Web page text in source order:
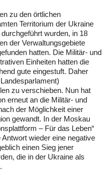
zu den örtlichen
Territorium der Ukraine
wurden, in 18
der Verwaltungsgebiete
hatten. Die Militär- und
Einheiten hatten die
gute eingestuft. Daher
zu verschieben. Nun hat
erneut an die Militär- und
der Möglichkeit einer
gewandt. In der Moskau
– Für das Leben“
wieder eine negative
einen Sieg jener
die in der Ukraine als